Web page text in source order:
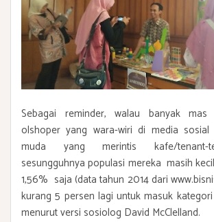
Sebagai reminder, walau banyak
olshoper yang wara-wiri di media sosial
muda yang merintis kafe/tenant-
sesungguhnya populasi mereka masih
1,56% saja (data tahun 2014 dari
kurang 5 persen lagi untuk masuk
menurut versi sosiolog David McClelland.